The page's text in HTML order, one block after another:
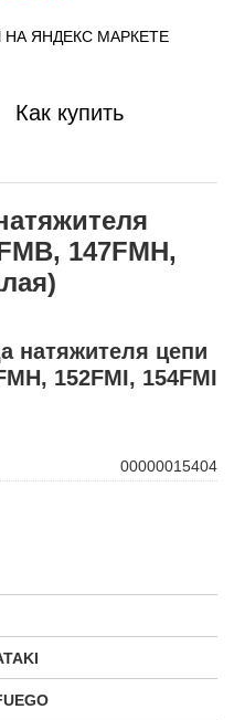
Как купить
147FMH,
натяжителя цепи
152FMI, 154FMI
00000015404